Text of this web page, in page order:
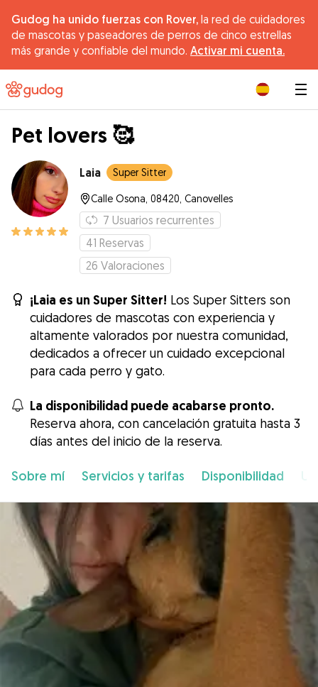
Gudog ha unido fuerzas con Rover, la red de cuidadores
de mascotas y paseadores de perros de cinco estrellas
más grande y confiable del mundo. Activar mi cuenta.
Pet lovers 🥰
Laia Super Sitter
Calle Osona, 08420, Canovelles
7 Usuarios recurrentes
41 Reservas
26 Valoraciones
¡Laia es un Super Sitter! Los Super Sitters son
cuidadores de mascotas con experiencia y
altamente valorados por nuestra comunidad,
dedicados a ofrecer un cuidado excepcional
para cada perro y gato.
La disponibilidad puede acabarse pronto.
Reserva ahora, con cancelación gratuita hasta 3
días antes del inicio de la reserva.
Sobre mí Servicios y tarifas Disponibilidad